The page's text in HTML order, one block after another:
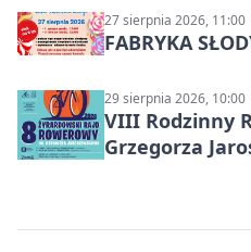
27 sierpnia 2026, 11:00
FABRYKA
29 sierpnia 2026, 10:00
VIII Rodzinny
Grzegorza